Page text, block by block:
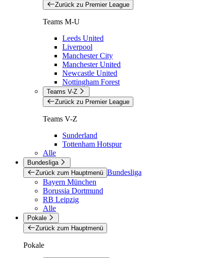
Zurück zu Premier League
Teams M-U
Leeds United
Liverpool
Manchester City
Manchester United
Newcastle United
Nottingham Forest
Teams V-Z
Zurück zu Premier League
Teams V-Z
Sunderland
Tottenham Hotspur
Alle
Bundesliga
Zurück zum Hauptmenü Bundesliga
Bayern München
Borussia Dortmund
RB Leipzig
Alle
Pokale
Zurück zum Hauptmenü
Pokale